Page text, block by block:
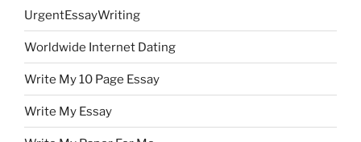
UrgentEssayWriting
Worldwide Internet Dating
Write My 10 Page Essay
Write My Essay